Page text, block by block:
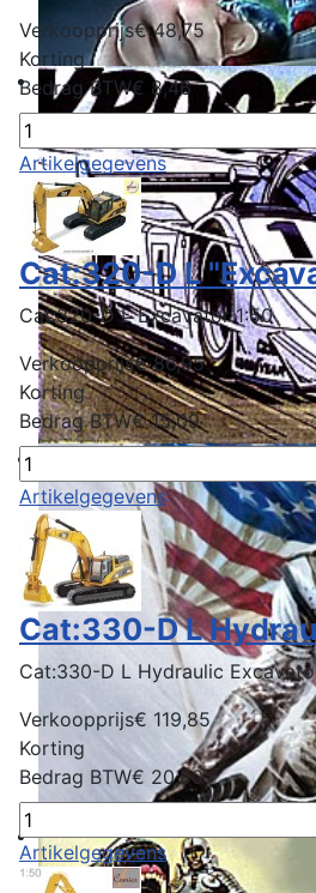
Verkoopprijs€ 48,75
Korting
Bedrag BTW€ 8,46
Artikelgegevens
Cat:320-D L
Cat:320-D L Excavator 1:50
Verkoopprijs€ 86,95
Korting
Bedrag BTW€ 15,09
Artikelgegevens
Cat:330-D L
Cat:330-D L Hydraulic
Verkoopprijs€ 119,85
Korting
Bedrag BTW€ 20,80
Artikelgegevens